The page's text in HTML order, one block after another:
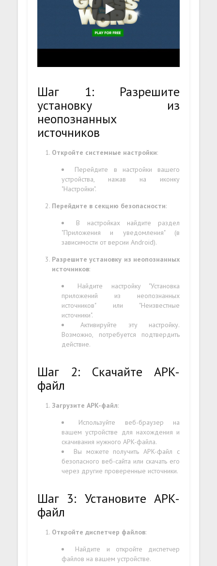
Шаг 1: Разрешите
установку из
неопознанных
источников
Откройте системные настройки:
Перейдите в настройки вашего
устройства, нажав на иконку
"Настройки".
Перейдите в секцию безопасности:
В настройках найдите раздел
"Приложения и уведомления" (в
зависимости от версии Android).
Разрешите установку из неопознанных
источников:
Найдите настройку "Установка
приложений из неопознанных
источников" или "Неизвестные
источники".
Активируйте эту настройку.
Возможно, потребуется подтвердить
действие.
Шаг 2: Скачайте APK-
файл
Загрузите APK-файл:
Используйте веб-браузер на
вашем устройстве для нахождения и
скачивания нужного APK-файла.
Вы можете получить APK-файл с
безопасного веб-сайта или скачать его
через другие проверенные источники.
Шаг 3: Установите APK-
файл
Откройте диспетчер файлов:
Найдите и откройте диспетчер
файлов на вашем устройстве.